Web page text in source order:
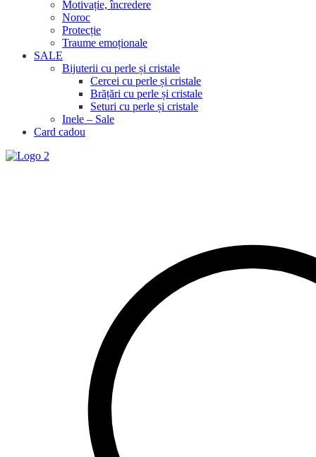
Motivație, încredere
Noroc
Protecție
Traume emoționale
SALE
Bijuterii cu perle și cristale
Cercei cu perle și cristale
Brățări cu perle și cristale
Seturi cu perle și cristale
Inele – Sale
Card cadou